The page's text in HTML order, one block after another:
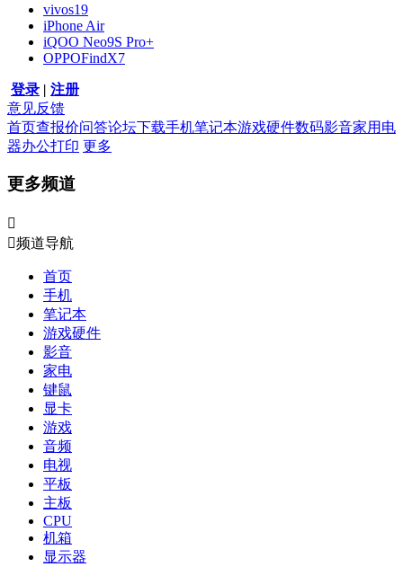
vivos19
iPhone Air
iQOO Neo9S Pro+
OPPOFindX7
登录 | 注册
意见反馈
首页查报价问答论坛下载手机笔记本游戏硬件数码影音家用电
器办公打印 更多
更多频道

频道导航
首页
手机
笔记本
游戏硬件
影音
家电
键鼠
显卡
游戏
音频
电视
平板
主板
CPU
机箱
显示器